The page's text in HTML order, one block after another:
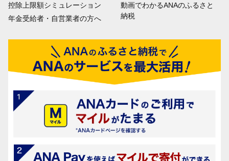
控除上限額シミュレーション
年金受給者・自営業者の方へ
動画でわかるANAのふるさと
納税